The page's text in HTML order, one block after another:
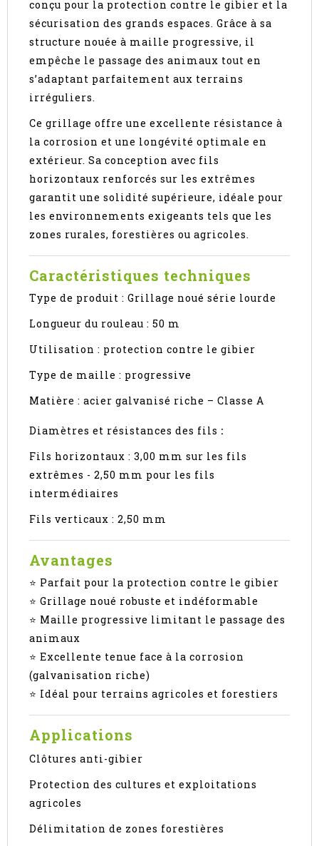
conçu pour la protection contre le gibier et la
sécurisation des grands espaces. Grâce à sa
structure nouée à maille progressive, il
empêche le passage des animaux tout en
s’adaptant parfaitement aux terrains
irréguliers.
Ce grillage offre une excellente résistance à
la corrosion et une longévité optimale en
extérieur. Sa conception avec fils
horizontaux renforcés sur les extrêmes
garantit une solidité supérieure, idéale pour
les environnements exigeants tels que les
zones rurales, forestières ou agricoles.
Caractéristiques techniques
Type de produit : Grillage noué série lourde
Longueur du rouleau : 50 m
Utilisation : protection contre le gibier
Type de maille : progressive
Matière : acier galvanisé riche – Classe A
Diamètres et résistances des fils :
Fils horizontaux : 3,00 mm sur les fils
extrêmes - 2,50 mm pour les fils
intermédiaires
Fils verticaux : 2,50 mm
Avantages
⭐ Parfait pour la protection contre le gibier
⭐ Grillage noué robuste et indéformable
⭐ Maille progressive limitant le passage des
animaux
⭐ Excellente tenue face à la corrosion
(galvanisation riche)
⭐ Idéal pour terrains agricoles et forestiers
Applications
Clôtures anti-gibier
Protection des cultures et exploitations
agricoles
Délimitation de zones forestières